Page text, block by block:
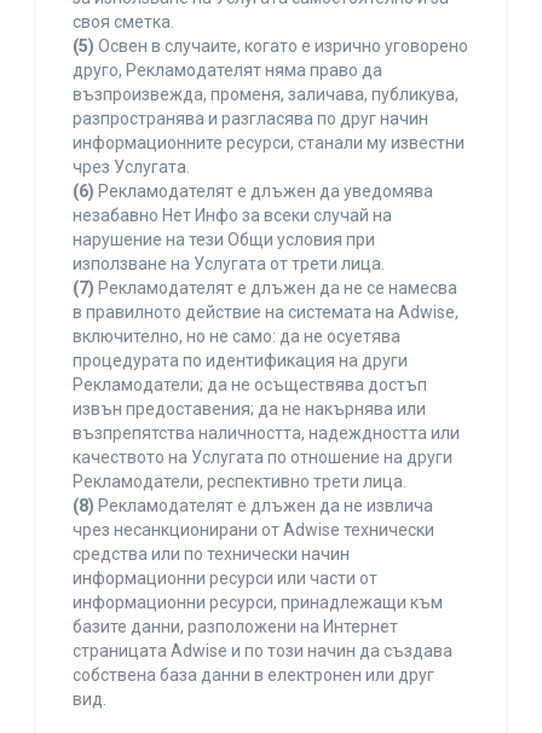
своя сметка.
(5) Освен в случаите, когато е изрично уговорено
друго, Рекламодателят няма право да
възпроизвежда, променя, заличава, публикува,
разпространява и разгласява по друг начин
информационните ресурси, станали му известни
чрез Услугата.
(6) Рекламодателят е длъжен да уведомява
незабавно Нет Инфо за всеки случай на
нарушение на тези Общи условия при
използване на Услугата от трети лица.
(7) Рекламодателят е длъжен да не се намесва
в правилното действие на системата на Adwise,
включително, но не само: да не осуетява
процедурата по идентификация на други
Рекламодатели; да не осъществява достъп
извън предоставения; да не накърнява или
възпрепятства наличността, надеждността или
качеството на Услугата по отношение на други
Рекламодатели, респективно трети лица.
(8) Рекламодателят е длъжен да не извлича
чрез несанкционирани от Adwise технически
средства или по технически начин
информационни ресурси или части от
информационни ресурси, принадлежащи към
базите данни, разположени на Интернет
страницата Adwise и по този начин да създава
собствена база данни в електронен или друг
вид.